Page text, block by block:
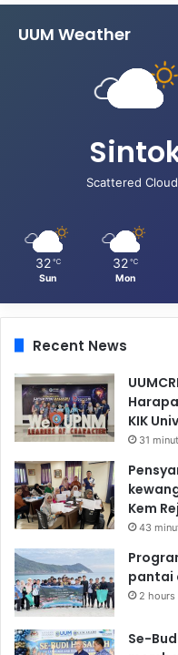
UUM Weather
Scattered
32 ℃
Sun
32 ℃
Mon
Recent News
KIK
31
Kem
43
pantai
2 hours
Se-